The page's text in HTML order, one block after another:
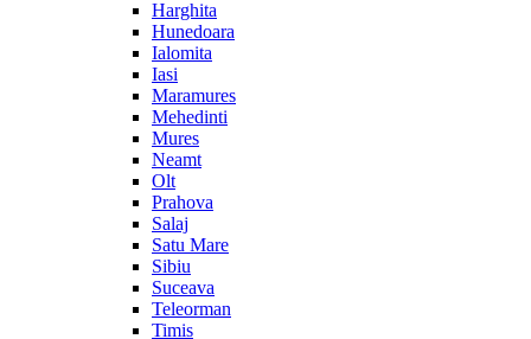
Harghita
Hunedoara
Ialomita
Iasi
Maramures
Mehedinti
Mures
Neamt
Olt
Prahova
Salaj
Satu Mare
Sibiu
Suceava
Teleorman
Timis